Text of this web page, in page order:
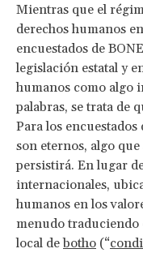
Mientras que el
derechos humanos
encuestados de
legislación estatal y
humanos como algo
palabras, se trata de
Para los
son eternos, algo
persistirá. En lugar
internacionales,
humanos en los
menudo traduciendo
local debotho (“